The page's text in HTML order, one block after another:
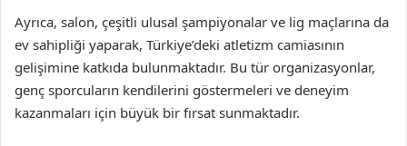
Ayrıca, salon, çeşitli ulusal şampiyonalar ve lig maçlarına da
ev sahipliği yaparak, Türkiye’deki atletizm camiasının
gelişimine katkıda bulunmaktadır. Bu tür organizasyonlar,
genç sporcuların kendilerini göstermeleri ve deneyim
kazanmaları için büyük bir fırsat sunmaktadır.